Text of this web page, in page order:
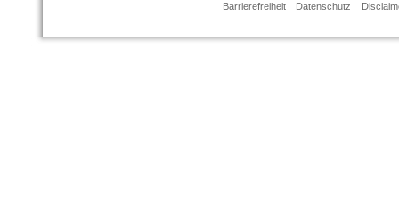
Barrierefreiheit Datenschutz